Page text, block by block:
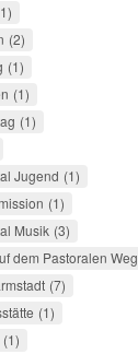
1
2
1
1
1
Jugend 1
1
Musik 3
dem Pastoralen Weg
7
1
1